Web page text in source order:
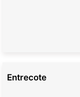
Entrecote